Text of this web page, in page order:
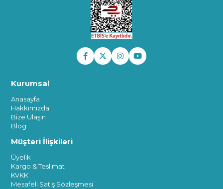
Kurumsal
Anasayfa
Hakkımızda
Bize Ulaşın
Blog
Müşteri İlişkileri
Üyelik
Kargo & Teslimat
KVKK
Mesafeli Satış Sözleşmesi